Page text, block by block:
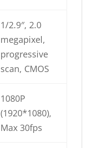
1/2.9″, 2.0
megapixel,
progressive
scan, CMOS
1080P
(1920*1080),
Max 30fps